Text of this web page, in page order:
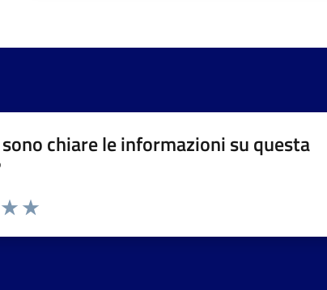
chiare le informazioni su questa
la pagina